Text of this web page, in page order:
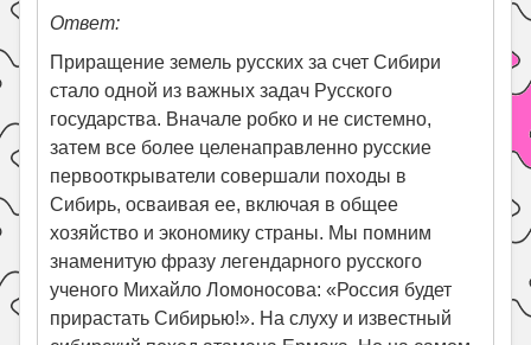
Ответ:
Приращение земель русских за счет Сибири
стало одной из важных задач Русского
государства. Вначале робко и не системно,
затем все более целенаправленно русские
первооткрыватели совершали походы в
Сибирь, осваивая ее, включая в общее
хозяйство и экономику страны. Мы помним
знаменитую фразу легендарного русского
ученого Михайло Ломоносова: «Россия будет
прирастать Сибирью!». На слуху и известный